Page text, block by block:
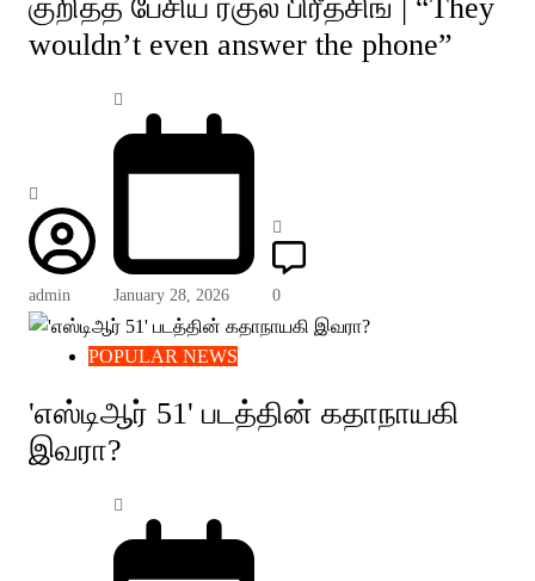
குறித்த பேசிய ரகுல் பிரீத்சிங் | “They
wouldn’t even answer the phone”
admin January 28, 2026 0
POPULAR NEWS
'எஸ்டிஆர் 51' படத்தின் கதாநாயகி
இவரா?